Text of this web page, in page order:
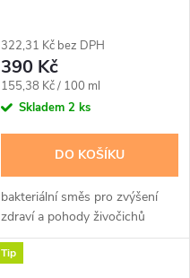
322,31 Kč bez DPH
390 Kč
Měrná
cena:
155,38 Kč / 100 ml
Skladem 2 ks
DO KOŠÍKU
bakteriální směs pro zvýšení
zdraví a pohody živočichů
Tip